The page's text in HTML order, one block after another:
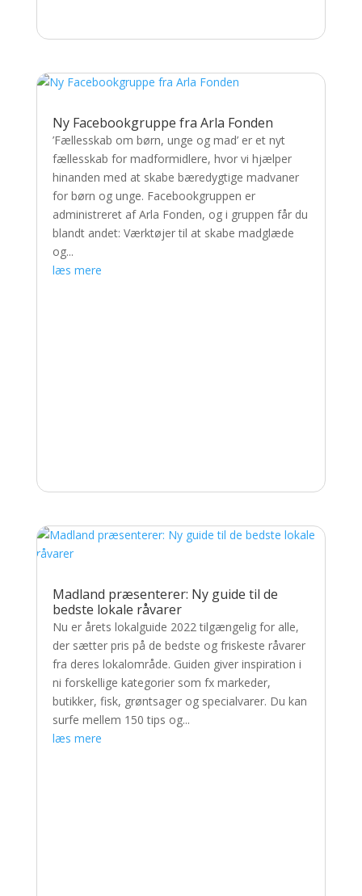
Ny Facebookgruppe fra Arla Fonden
’Fællesskab om børn, unge og mad’ er et nyt
fællesskab for madformidlere, hvor vi hjælper
hinanden med at skabe bæredygtige madvaner
for børn og unge. Facebookgruppen er
administreret af Arla Fonden, og i gruppen får du
blandt andet: Værktøjer til at skabe madglæde
og...
læs mere
Madland præsenterer: Ny guide til de
bedste lokale råvarer
Nu er årets lokalguide 2022 tilgængelig for alle,
der sætter pris på de bedste og friskeste råvarer
fra deres lokalområde. Guiden giver inspiration i
ni forskellige kategorier som fx markeder,
butikker, fisk, grøntsager og specialvarer. Du kan
surfe mellem 150 tips og...
læs mere